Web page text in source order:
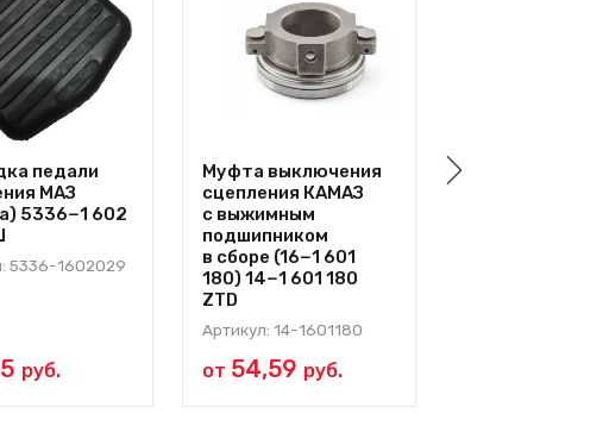
педали
МАЗ
5336−1 602
5336-1602029
руб.
Муфта выключения
сцепления КАМАЗ
с выжимным
подшипником
в сборе (16−1 601
180) 14−1 601 180
ZTD
Артикул: 14-1601180
от 54,59 руб.